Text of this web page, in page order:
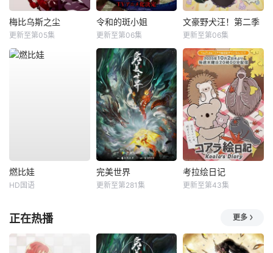
梅比乌斯之尘
更新至第05集
令和的斑小姐
更新至第06集
文豪野犬汪！第二季
更新至第06集
燃比娃
HD国语
完美世界
更新至第281集
考拉绘日记
更新至第43集
正在热播 更多